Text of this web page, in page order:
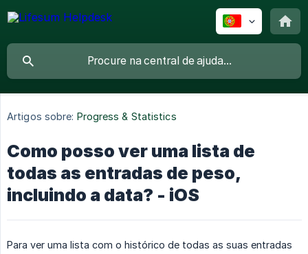
Artigos sobre: Progress & Statistics
Como posso ver uma lista de
todas as entradas de peso,
incluindo a data? - iOS
Para ver uma lista com o histórico de todas as suas entradas